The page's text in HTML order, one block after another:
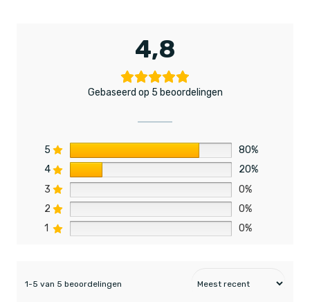
4,8
Gebaseerd op 5 beoordelingen
5
80%
4
20%
3
0%
2
0%
1
0%
1-5 van 5 beoordelingen